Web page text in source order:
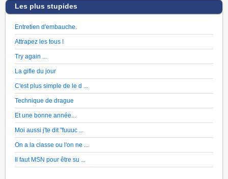
Les plus stupides
Entretien d'embauche.
Attrapez les tous !
Try again ...
La gifle du jour
C'est plus simple de le d ...
Technique de drague
Et une bonne année...
Moi aussi j'te dit "fuuuc ...
On a la classe ou l'on ne ...
Il faut MSN pour être su ...